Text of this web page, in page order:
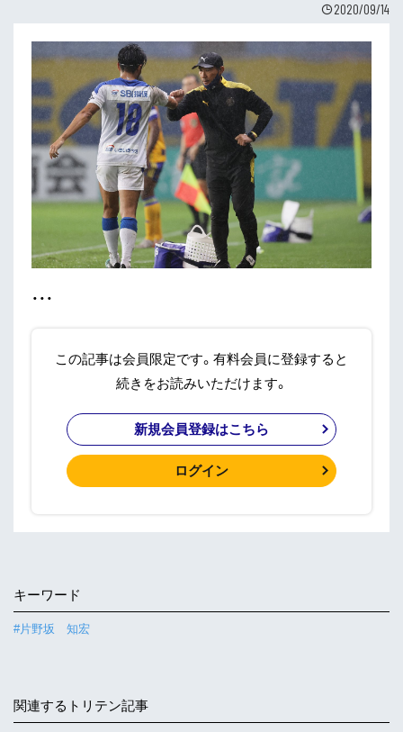
2020/09/14
・・・
この記事は会員限定です。有料会員に登録すると
続きをお読みいただけます。
新規会員登録はこちら
ログイン
キーワード
#片野坂 知宏
関連するトリテン記事